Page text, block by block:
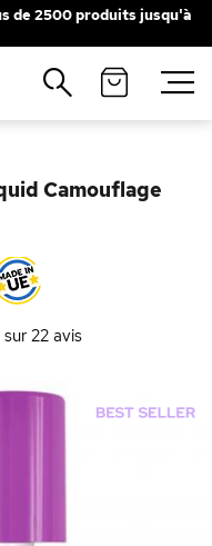
de 2500 produits jusqu'à
Camouflage
sur 22 avis
Fermer
Rouge à Lèvres